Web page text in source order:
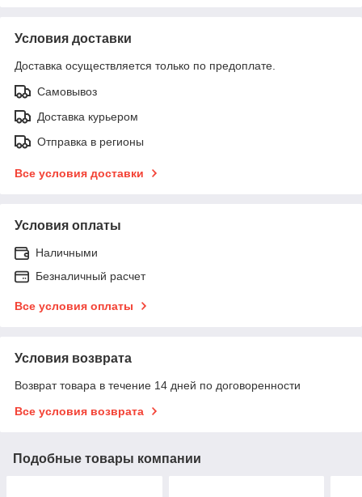
Условия доставки
Доставка осуществляется только по предоплате.
Самовывоз
Доставка курьером
Отправка в регионы
Все условия доставки
Условия оплаты
Наличными
Безналичный расчет
Все условия оплаты
Условия возврата
Возврат товара в течение 14 дней по договоренности
Все условия возврата
Подобные товары компании